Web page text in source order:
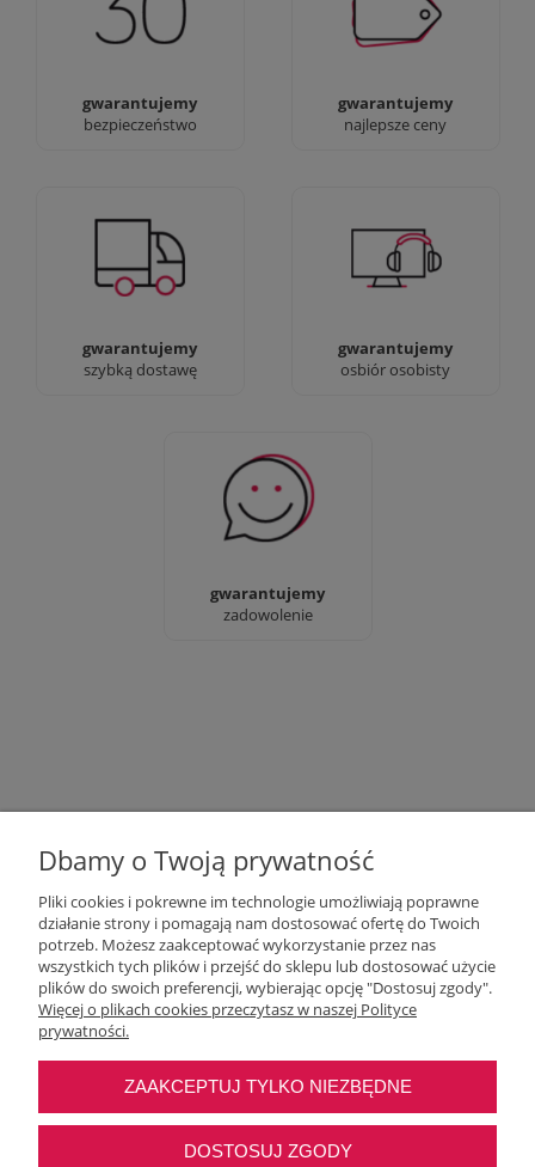
gwarantujemy
bezpieczeństwo
Jesteśmy firmą z 30-
gwarantujemy
najlepsze ceny
Ciężko pracujemy aby
zapewnić najlepsze
gwarantujemy
szybką dostawę
90% dostaw następnego
dnia, bez dopłat!
gwarantujemy
osbiór osobisty
Jesteśmy prawdziwi :)
możesz przyjść i
gwarantujemy
zadowolenie
Sprawdź nasze 100%
zadowolenia Klientów
Moje konto
Najczęstsze pytania
Dbamy o Twoją prywatność
Pliki cookies i pokrewne im technologie umożliwiają poprawne
działanie strony i pomagają nam dostosować ofertę do Twoich
potrzeb. Możesz zaakceptować wykorzystanie przez nas
wszystkich tych plików i przejść do sklepu lub dostosować użycie
plików do swoich preferencji, wybierając opcję "Dostosuj zgody".
Więcej o plikach cookies przeczytasz w naszej Polityce
prywatności.
ZAAKCEPTUJ TYLKO NIEZBĘDNE
DOSTOSUJ ZGODY